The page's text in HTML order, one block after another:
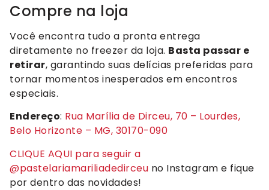
Compre na loja
Você encontra tudo a pronta entrega
diretamente no freezer da loja. Basta passar e
retirar, garantindo suas delícias preferidas para
tornar momentos inesperados em encontros
especiais.
Endereço: Rua Marília de Dirceu, 70 – Lourdes,
Belo Horizonte – MG, 30170-090
CLIQUE AQUI para seguir a
@pastelariamariliadedirceu no Instagram e fique
por dentro das novidades!